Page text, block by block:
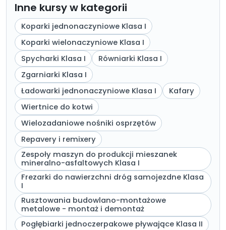
Inne kursy w kategorii
Koparki jednonaczyniowe Klasa I
Koparki wielonaczyniowe Klasa I
Spycharki Klasa I
Równiarki Klasa I
Zgarniarki Klasa I
Ładowarki jednonaczyniowe Klasa I
Kafary
Wiertnice do kotwi
Wielozadaniowe nośniki osprzętów
Repavery i remixery
Zespoły maszyn do produkcji mieszanek
mineralno-asfaltowych Klasa I
Frezarki do nawierzchni dróg samojezdne Klasa
I
Rusztowania budowlano-montażowe
metalowe - montaż i demontaż
Pogłębiarki jednoczerpakowe pływające Klasa II